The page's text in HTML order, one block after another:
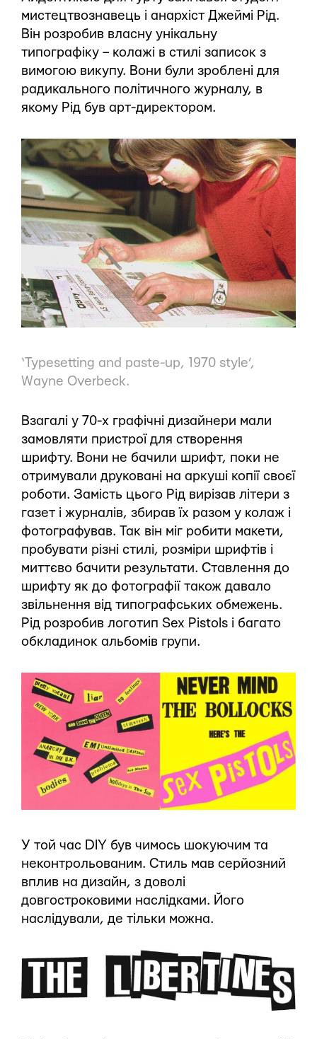
мистецтвознавець і анархіст Джеймі Рід.
Він розробив власну унікальну
типографіку – колажі в стилі записок з
вимогою викупу. Вони були зроблені для
радикального політичного журналу, в
якому Рід був арт-директором.
‘Typesetting and paste-up, 1970 style’,
Wayne Overbeck.
Взагалі у 70-х графічні дизайнери мали
замовляти пристрої для створення
шрифту. Вони не бачили шрифт, поки не
отримували друковані на аркуші копії своєї
роботи. Замість цього Рід вирізав літери з
газет і журналів, збирав їх разом у колаж і
фотографував. Так він міг робити макети,
пробувати різні стилі, розміри шрифтів і
миттєво бачити результати. Ставлення до
шрифту як до фотографії також давало
звільнення від типографських обмежень.
Рід розробив логотип Sex Pistols і багато
обкладинок альбомів групи.
У той час DIY був чимось шокуючим та
неконтрольованим. Стиль мав серйозний
вплив на дизайн, з доволі
довгостроковими наслідками. Його
наслідували, де тільки можна.